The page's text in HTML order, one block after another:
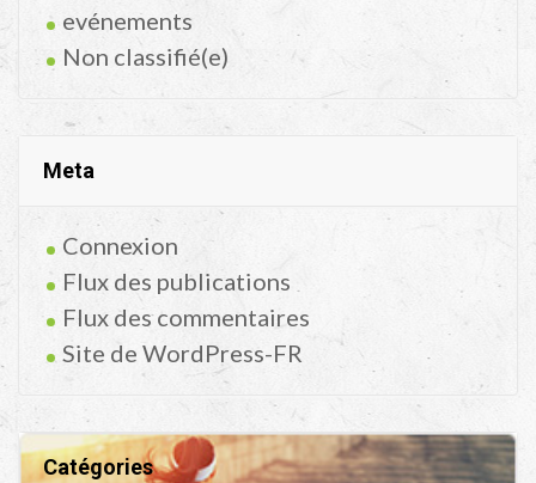
evénements
Non classifié(e)
Meta
Connexion
Flux des publications
Flux des commentaires
Site de WordPress-FR
Catégories